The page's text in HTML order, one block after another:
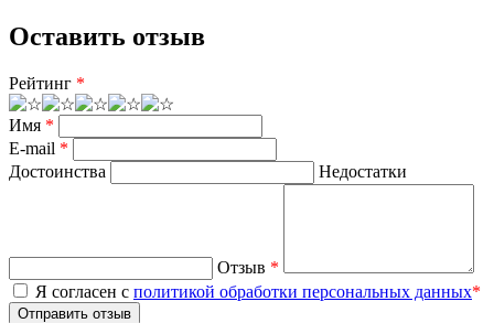
Оставить отзыв
Рейтинг *
Имя *
E-mail *
Достоинства
Недостатки
Отзыв *
Я согласен с политикой обработки персональных данных*
Отправить отзыв